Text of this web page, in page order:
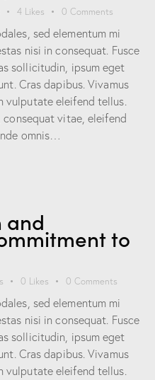
4 Likes 0 Comments
sed elementum mi
nisi in consequat. Fusce
sollicitudin, ipsum eget
Cras dapibus. Vivamus
vulputate eleifend tellus.
vitae, eleifend
omnis…
and
to
0 Likes 0 Comments
sed elementum mi
nisi in consequat. Fusce
sollicitudin, ipsum eget
Cras dapibus. Vivamus
vulputate eleifend tellus.